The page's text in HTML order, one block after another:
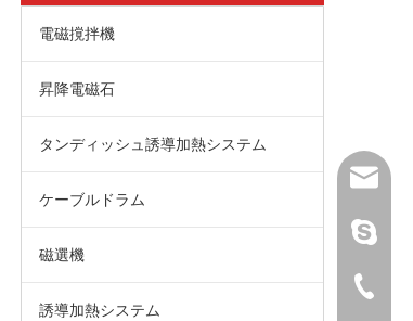
電磁撹拌機
昇降電磁石
タンディッシュ誘導加熱システム
ケーブルドラム
磁選機
誘導加熱システム
ライブ
+ 86-